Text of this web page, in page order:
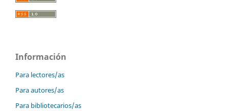
Información
Para lectores/as
Para autores/as
Para bibliotecarios/as